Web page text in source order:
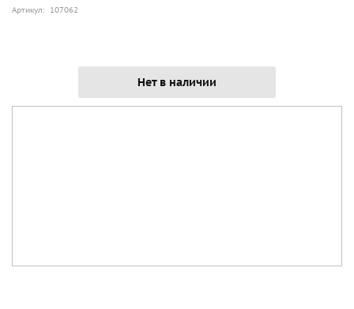
Артикул: 107062
Нет в наличии